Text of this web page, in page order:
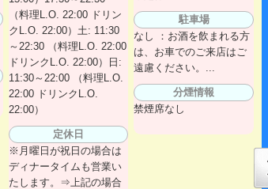
（料理L.O. 22:00 ドリン
クL.O. 22:00）土: 11:30
～22:30 （料理L.O. 22:00
ドリンクL.O. 22:00）日:
11:30～22:00 （料理L.O.
22:00 ドリンクL.O.
22:00）
定休日
※月曜日が祝日の場合は
ディナータイムも営業い
たします。⇒上記の場合
駐車場
なし ：お酒を飲まれる方
は、お車でのご来店はご
遠慮ください。...
分煙情報
禁煙席なし